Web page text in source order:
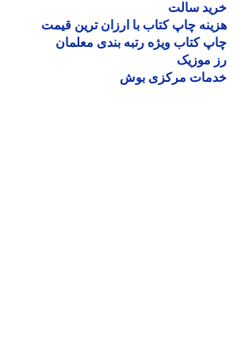
سالت
چاپ کتاب با ارزان ترین قیمت
کتاب ویژه رتبه بندی معلمان
موزیک
مرکزی بوش